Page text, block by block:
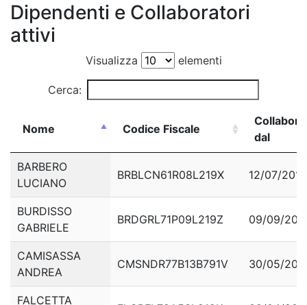
Dipendenti e Collaboratori
attivi
Visualizza elementi
Cerca:
Nome Codice Fiscale
Collabora
dal
Nome
dal
BARBERO
LUCIANO
BRBLCN61R08L219X 12/07/2013
BURDISSO
GABRIELE
BRDGRL71P09L219Z 09/09/
CAMISASSA
ANDREA
CMSNDR77B13B791V 30/05/
FALCETTA